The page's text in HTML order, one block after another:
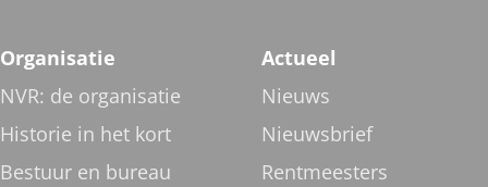
Organisatie
NVR: de organisatie
Historie in het kort
Bestuur en bureau
Actueel
Nieuws
Nieuwsbrief
Rentmeesters